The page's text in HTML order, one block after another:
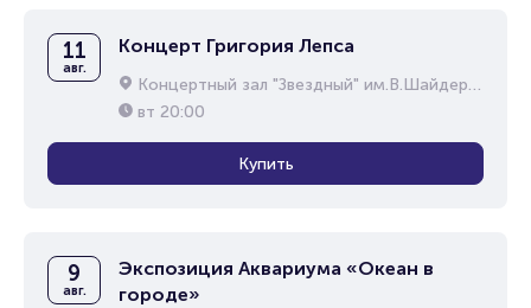
11
авг.
Концерт Григория Лепса
Концертный зал "Звездный" им.В.Шайдерова
вт 20:00
Купить
9
авг.
Экспозиция Аквариума «Океан в
городе»